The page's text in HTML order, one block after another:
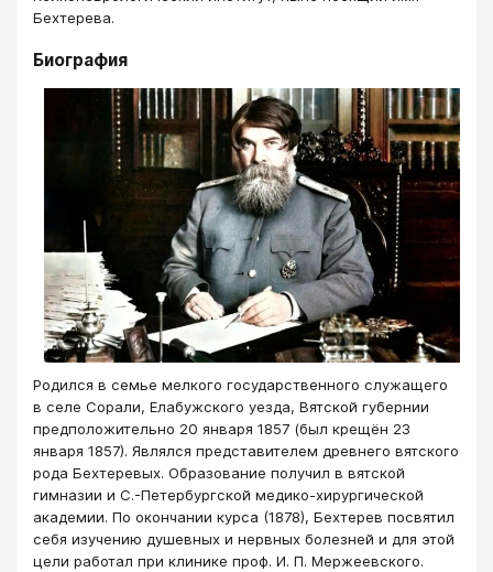
Бехтерева.
Биография
Родился в семье мелкого государственного служащего
в селе Сорали, Елабужского уезда, Вятской губернии
предположительно 20 января 1857 (был крещён 23
января 1857). Являлся представителем древнего вятского
рода Бехтеревых. Образование получил в вятской
гимназии и С.-Петербургской медико-хирургической
академии. По окончании курса (1878), Бехтерев посвятил
себя изучению душевных и нервных болезней и для этой
цели работал при клинике проф. И. П. Мержеевского.